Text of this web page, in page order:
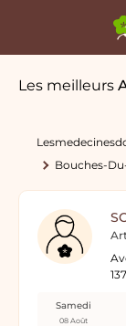
Les meilleurs
Bouches-
Samedi
08 Août